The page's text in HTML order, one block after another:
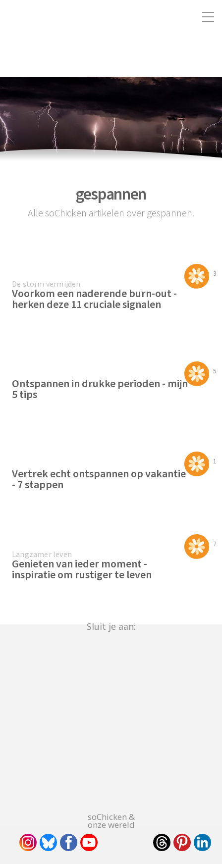
gespannen
Alle soChicken artikelen over gespannen.
3
De storm vermijden
Voorkom een naderende burn-out -
herken deze 11 cruciale signalen
5
Ontspannen in drukke perioden - mijn
5 tips
1
Vertrek echt ontspannen op vakantie
- 7 stappen
7
Langzamer leven
Genieten van ieder moment -
inspiratie om rustiger te leven
Sluit je aan:
soChicken &
onze wereld